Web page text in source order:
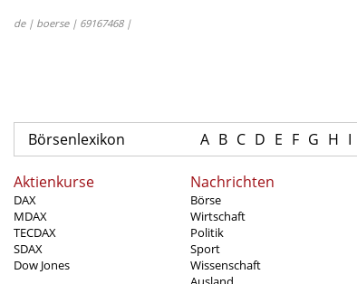
de | boerse | 69167468 |
Börsenlexikon A B C D E F G H I
Aktienkurse
DAX
MDAX
TECDAX
SDAX
Dow Jones
Nachrichten
Börse
Wirtschaft
Politik
Sport
Wissenschaft